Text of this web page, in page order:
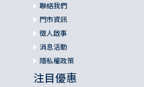
聯絡我們
門市資訊
徵人啟事
消息活動
隱私權政策
注目優惠